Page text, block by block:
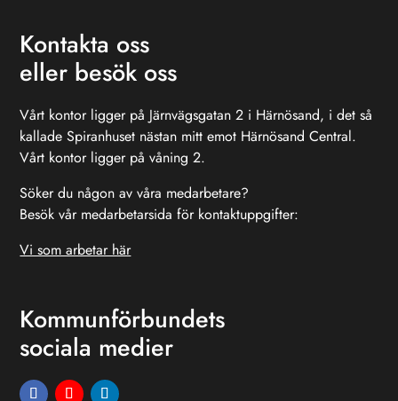
Kontakta oss
eller besök oss
Vårt kontor ligger på Järnvägsgatan 2 i Härnösand, i det så
kallade Spiranhuset nästan mitt emot Härnösand Central.
Vårt kontor ligger på våning 2.
Söker du någon av våra medarbetare?
Besök vår medarbetarsida för kontaktuppgifter:
Vi som arbetar här
Kommunförbundets
sociala medier